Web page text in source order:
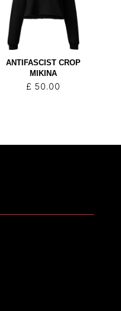
ANTIFASCIST CROP
MIKINA
£ 50.00